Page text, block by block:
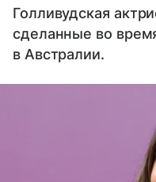
Голливудская
сделанные во
в Австралии.